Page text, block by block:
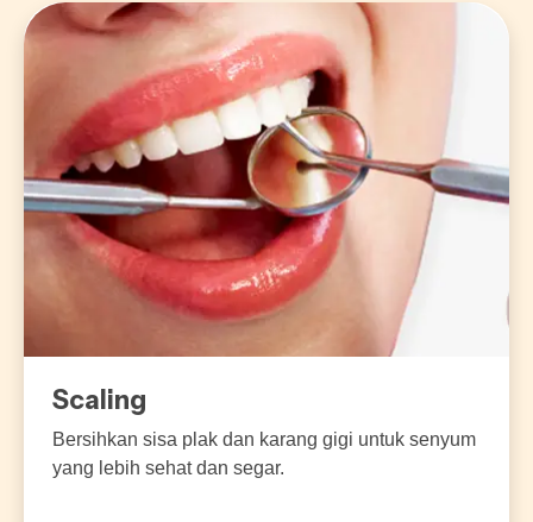
Scaling
Bersihkan sisa plak dan karang gigi untuk senyum
yang lebih sehat dan segar.